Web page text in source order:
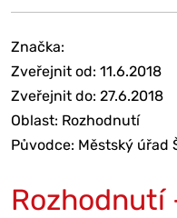
Značka:
Zveřejnit od: 11.6.2018
Zveřejnit do: 27.6.2018
Oblast: Rozhodnutí
Původce: Městský úřad